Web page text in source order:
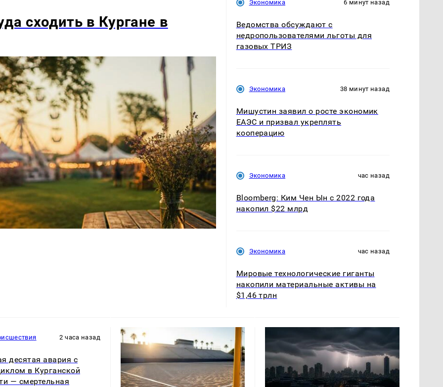
сходить в Кургане в
Экономика 6 минут назад
Ведомства обсуждают с
недропользователями льготы для
газовых ТРИЗ
Экономика 38 минут назад
Мишустин заявил о росте экономик
ЕАЭС и призвал укреплять
кооперацию
Экономика час назад
Bloomberg: Ким Чен Ын с 2022 года
накопил $22 млрд
Экономика час назад
Мировые технологические гиганты
накопили материальные активы на
$1,46 трлн
2 часа назад
десятая авария с
в Курганской
— смертельная